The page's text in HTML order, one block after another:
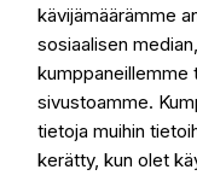
kävijämäärämme
sosiaalisen
kumppaneillemme
sivustoamme.
tietoja muihin
kerätty, kun olet